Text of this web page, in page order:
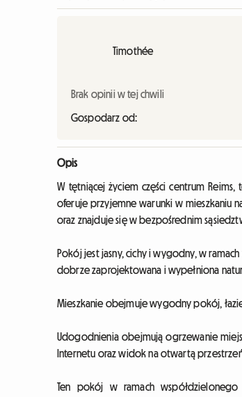
Timothée
Brak opinii w tej chwili
Gospodarz od:
Opis
W tętniącej życiem części centrum
oferuje przyjemne warunki w mieszkaniu
oraz znajduje się w bezpośrednim
Pokój jest jasny, cichy i wygodny, w
dobrze zaprojektowana i wypełniona
Mieszkanie obejmuje wygodny pokój,
Udogodnienia obejmują ogrzewanie
Internetu oraz widok na otwartą
Ten pokój w ramach